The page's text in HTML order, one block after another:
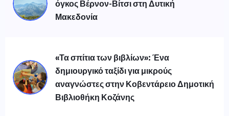
όγκος Βέρνον-Βίτσι στη Δυτική
Μακεδονία
«Τα σπίτια των βιβλίων»: Ένα
δημιουργικό ταξίδι για μικρούς
αναγνώστες στην Κοβεντάρειο Δημοτική
Βιβλιοθήκη Κοζάνης